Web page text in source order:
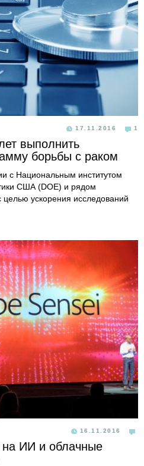
17.11.2016 1
выполнить
борьбы с раком
с Национальным институтом
США (DOE) и рядом
ускорения исследований
16.11.2016
на ИИ и облачные